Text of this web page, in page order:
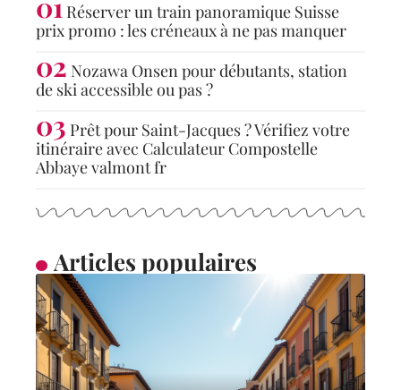
Réserver un train panoramique Suisse
prix promo : les créneaux à ne pas manquer
Nozawa Onsen pour débutants, station
de ski accessible ou pas ?
Prêt pour Saint-Jacques ? Vérifiez votre
itinéraire avec Calculateur Compostelle
Abbaye valmont fr
Articles populaires